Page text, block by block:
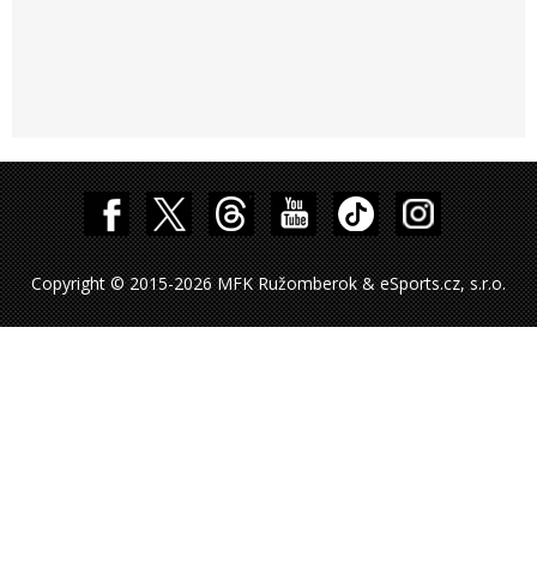
Copyright © 2015-2026 MFK Ružomberok & eSports.cz, s.r.o.